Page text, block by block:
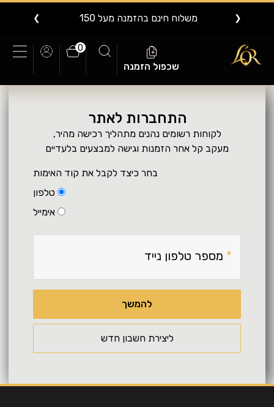
❮ משלוח חינם בהזמנה מעל 150 ❯
שכפול הזמנה
0
התחברות לאתר
לקוחות רשומים נהנים מתהליך רכישה מהיר,
מעקב קל אחר הזמנות וגישה למבצעים בלעדיים
בחר כיצד לקבל את קוד האימות
טלפון
אימייל
מספר טלפון נייד
להמשך
ליצירת חשבון חדש